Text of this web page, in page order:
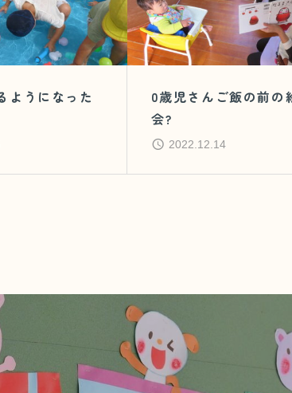
ようになった
0歳児さんご飯の前の
会?
2022.12.14